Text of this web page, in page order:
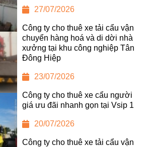
27/07/2026
Công ty cho thuê xe tải cẩu vận
chuyển hàng hoá và di dời nhà
xưởng tại khu công nghiệp Tân
Đông Hiệp
23/07/2026
Công ty cho thuê xe cẩu người
giá ưu đãi nhanh gọn tại Vsip 1
20/07/2026
Công ty cho thuê xe tải cẩu vận